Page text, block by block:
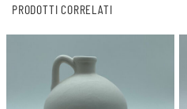
PRODOTTI CORRELATI